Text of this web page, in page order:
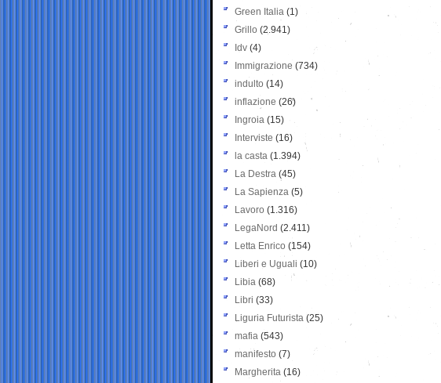
Green Italia (1)
Grillo (2.941)
Idv (4)
Immigrazione (734)
indulto (14)
inflazione (26)
Ingroia (15)
Interviste (16)
la casta (1.394)
La Destra (45)
La Sapienza (5)
Lavoro (1.316)
LegaNord (2.411)
Letta Enrico (154)
Liberi e Uguali (10)
Libia (68)
Libri (33)
Liguria Futurista (25)
mafia (543)
manifesto (7)
Margherita (16)